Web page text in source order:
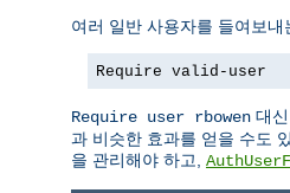
여러 일반 사용자를 들여보
Require valid-user
Require user rbowen 대
과 비슷한 효과를 얻을 수도
을 관리해야 하고,